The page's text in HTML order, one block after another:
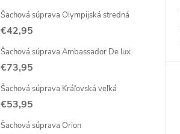
Šachová súprava Olympijská stredná
€42,95
Šachová súprava Ambassador De lux
€73,95
Šachová súprava Kráľovská veľká
€53,95
Šachová súprava Orion